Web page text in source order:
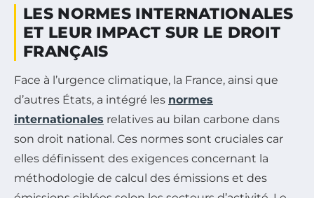
LES NORMES INTERNATIONALES
ET LEUR IMPACT SUR LE DROIT
FRANÇAIS
Face à l’urgence climatique, la France, ainsi que
d’autres États, a intégré les normes
internationales relatives au bilan carbone dans
son droit national. Ces normes sont cruciales car
elles définissent des exigences concernant la
méthodologie de calcul des émissions et des